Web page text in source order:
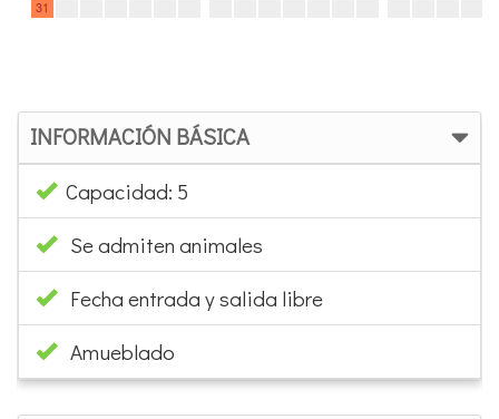
INFORMACIÓN BÁSICA
Capacidad: 5
Se admiten animales
Fecha entrada y salida libre
Amueblado